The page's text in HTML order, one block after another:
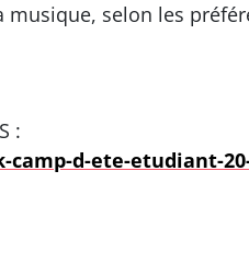
selon les
:
d-ete-etudiant-